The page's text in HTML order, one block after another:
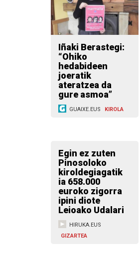
Iñaki Berastegi:
“Ohiko
hedabideen
joeratik
ateratzea da
gure asmoa”
GUAIXE.EUS KIROLA
Egin ez zuten
Pinosoloko
kiroldegiagatik
ia 658.000
euroko zigorra
ipini diote
Leioako Udalari
HIRUKA.EUS
GIZARTEA